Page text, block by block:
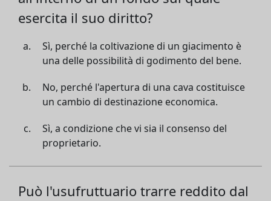
esercita il suo diritto?
Sì, perché la coltivazione di un giacimento è
una delle possibilità di godimento del bene.
No, perché l'apertura di una cava costituisce
un cambio di destinazione economica.
Sì, a condizione che vi sia il consenso del
proprietario.
Può l'usufruttuario trarre reddito dal